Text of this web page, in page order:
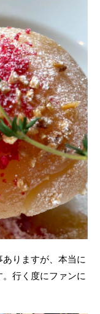
りますが、本当に
行く度にファンに